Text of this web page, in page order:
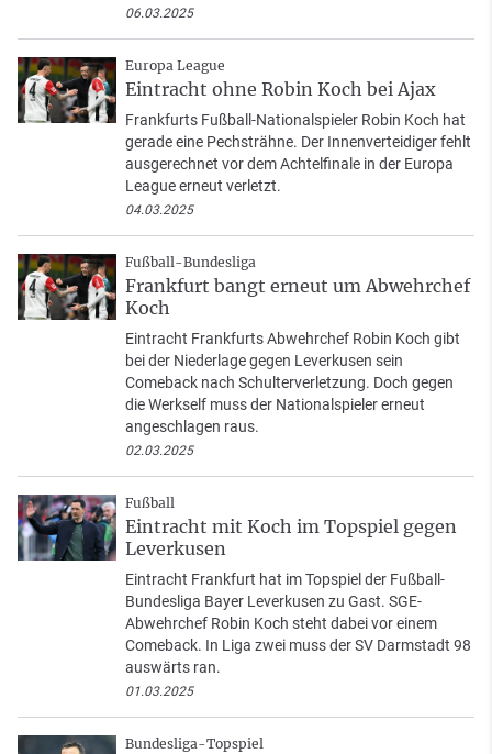
06.03.2025
Europa League
Eintracht ohne Robin Koch bei Ajax
Frankfurts Fußball-Nationalspieler Robin Koch hat
gerade eine Pechsträhne. Der Innenverteidiger fehlt
ausgerechnet vor dem Achtelfinale in der Europa
League erneut verletzt.
04.03.2025
Fußball-Bundesliga
Frankfurt bangt erneut um Abwehrchef
Koch
Eintracht Frankfurts Abwehrchef Robin Koch gibt
bei der Niederlage gegen Leverkusen sein
Comeback nach Schulterverletzung. Doch gegen
die Werkself muss der Nationalspieler erneut
angeschlagen raus.
02.03.2025
Fußball
Eintracht mit Koch im Topspiel gegen
Leverkusen
Eintracht Frankfurt hat im Topspiel der Fußball-
Bundesliga Bayer Leverkusen zu Gast. SGE-
Abwehrchef Robin Koch steht dabei vor einem
Comeback. In Liga zwei muss der SV Darmstadt 98
auswärts ran.
01.03.2025
Bundesliga-Topspiel